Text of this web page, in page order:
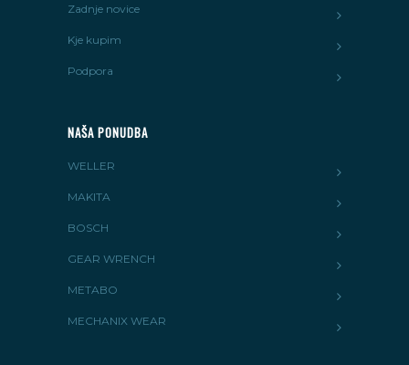
Zadnje novice
Kje kupim
Podpora
NAŠA PONUDBA
WELLER
MAKITA
BOSCH
GEAR WRENCH
METABO
MECHANIX WEAR